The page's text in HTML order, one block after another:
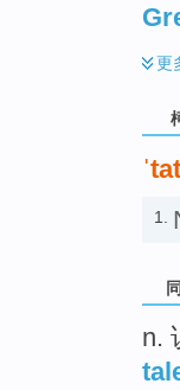
更
1.
n.